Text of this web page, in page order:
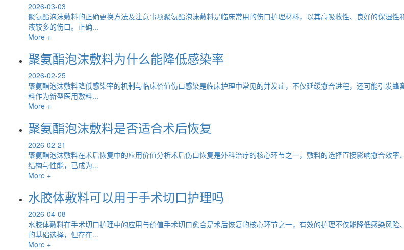
2026-03-03
聚氨酯泡沫敷料的正确更换方法及注意事项聚氨酯泡沫敷料是临床常用的伤口护理材料，以其高吸收性、良好的保湿
液较多的伤口。正确...
More +
聚氨酯泡沫敷料为什么能降低感染率
2026-02-25
聚氨酯泡沫敷料降低感染率的机制与临床价值伤口感染是临床护理中常见的并发症，不仅延缓愈合进程，还可能引发
料作为新型医用敷料...
More +
聚氨酯泡沫敷料是否适合术后恢复
2026-02-21
聚氨酯泡沫敷料在术后恢复中的应用价值分析术后伤口恢复是外科治疗的核心环节之一，敷料的选择直接影响愈合效
结构与性能，已成为...
More +
水胶体敷料可以用于手术切口护理吗
2026-04-08
水胶体敷料在手术切口护理中的应用与价值手术切口愈合是术后恢复的核心环节之一，有效的护理不仅能降低感染风
的基础选择，但存在...
More +